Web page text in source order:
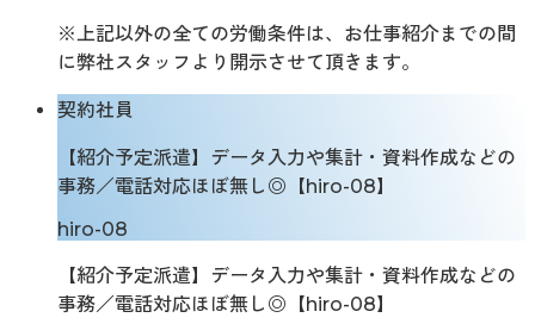
※上記以外の全ての労働条件は、お仕事紹介までの間
に弊社スタッフより開示させて頂きます。
契約社員
【紹介予定派遣】データ入力や集計・資料作成などの
事務／電話対応ほぼ無し◎【hiro-08】
hiro-08
【紹介予定派遣】データ入力や集計・資料作成などの
事務／電話対応ほぼ無し◎【hiro-08】